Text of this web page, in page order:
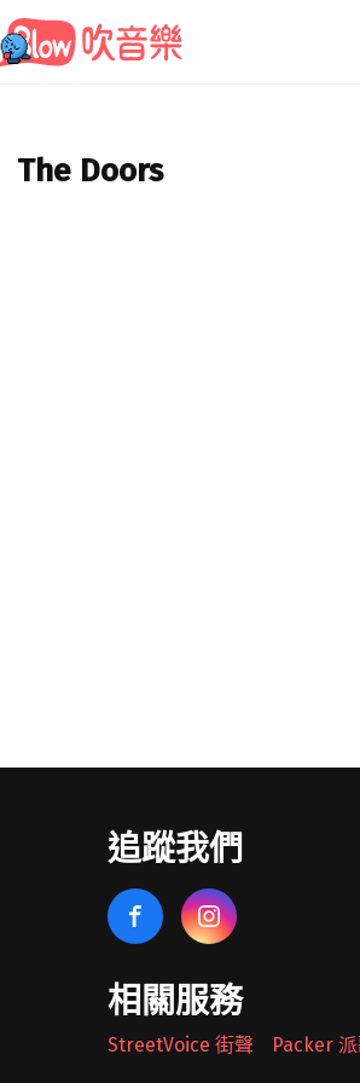
The Doors
追蹤我們
相關服務
StreetVoice 街聲 Packer